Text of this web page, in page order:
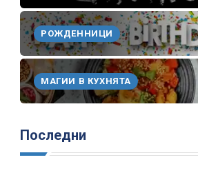
РОЖДЕННИЦИ
МАГИИ В КУХНЯТА
Последни